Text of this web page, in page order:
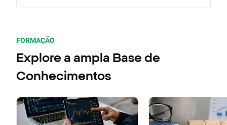
FORMAÇÃO
Explore a ampla Base de
Conhecimentos